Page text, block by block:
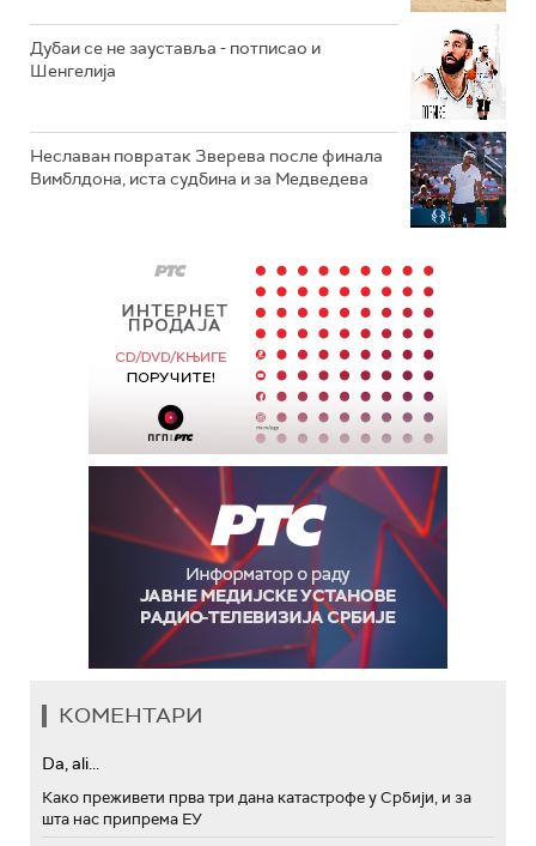
Дубаи се не зауставља - потписао и
Шенгелија
Неславан повратак Зверева после финала
Вимблдона, иста судбина и за Медведева
КОМЕНТАРИ
Da, ali...
Како преживети прва три дана катастрофе у Србији, и за
шта нас припрема ЕУ